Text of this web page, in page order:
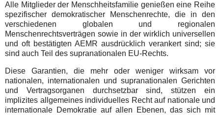
Alle Mitglieder der Menschheitsfamilie genießen eine Reihe
spezifischer demokratischer Menschenrechte, die in den
verschiedenen globalen und regionalen
Menschenrechtsverträgen sowie in der wirklich universellen
und oft bestätigten AEMR ausdrücklich verankert sind; sie
sind auch Teil des supranationalen EU-Rechts.
Diese Garantien, die mehr oder weniger wirksam vor
nationalen, internationalen und supranationalen Gerichten
und Vertragsorganen durchsetzbar sind, stützen ein
implizites allgemeines individuelles Recht auf nationale und
internationale Demokratie auf allen Ebenen, das sich mit